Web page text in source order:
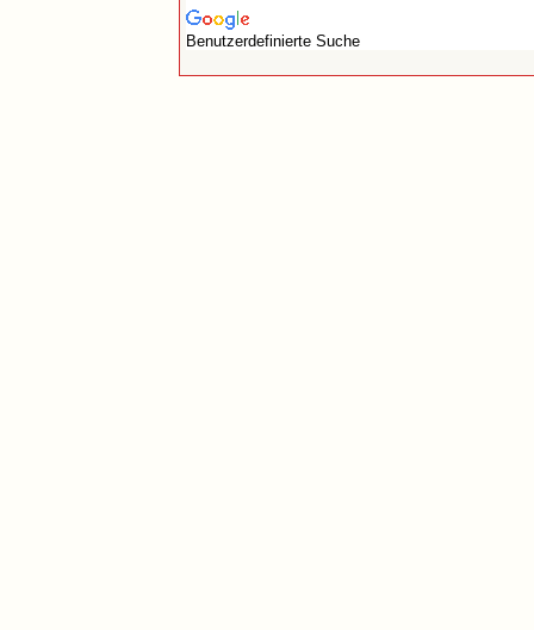
Benutzerdefinierte Suche